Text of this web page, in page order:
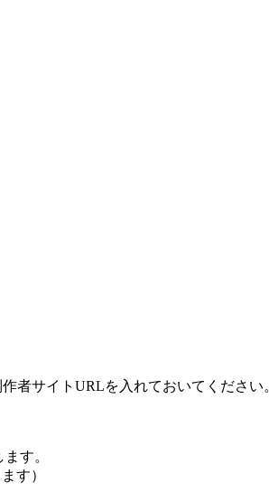
者サイトURLを入れておいてください
す。
す）